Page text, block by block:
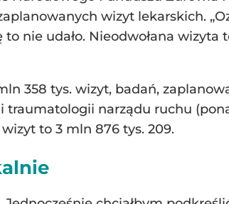
wizyt lekarskich.
nie udało. Nieodwołana wizyta
358 tys. wizyt, badań,
traumatologii narządu ruchu
to 3 mln 876 tys. 209.